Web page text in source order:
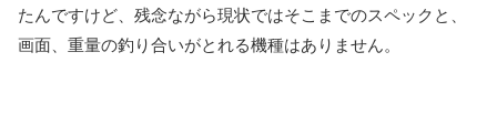
たんですけど、残念ながら現状ではそこまでのスペックと、
画面、重量の釣り合いがとれる機種はありません。